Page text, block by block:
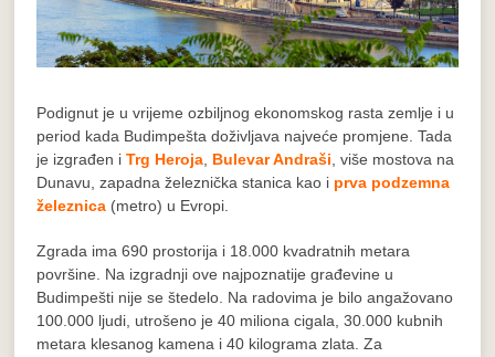
Podignut je u vrijeme ozbiljnog ekonomskog rasta zemlje i u
period kada Budimpešta doživljava najveće promjene. Tada
je izgrađen iTrg Heroja Bulevar Andraši , više mostova na
Dunavu, zapadna železnička stanica kao i prva podzemna
železnica (metro) u Evropi.
Zgrada ima 690 prostorija i 18.000 kvadratnih metara
površine. Na izgradnji ove najpoznatije građevine u
Budimpešti nije se štedelo. Na radovima je bilo angažovano
100.000 ljudi, utrošeno je 40 miliona cigala, 30.000 kubnih
metara klesanog kamena i 40 kilograma zlata. Za